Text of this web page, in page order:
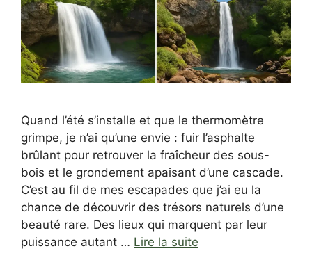
Quand l’été s’installe et que le thermomètre
grimpe, je n’ai qu’une envie : fuir l’asphalte
brûlant pour retrouver la fraîcheur des sous-
bois et le grondement apaisant d’une cascade.
C’est au fil de mes escapades que j’ai eu la
chance de découvrir des trésors naturels d’une
beauté rare. Des lieux qui marquent par leur
puissance autant … Lire la suite